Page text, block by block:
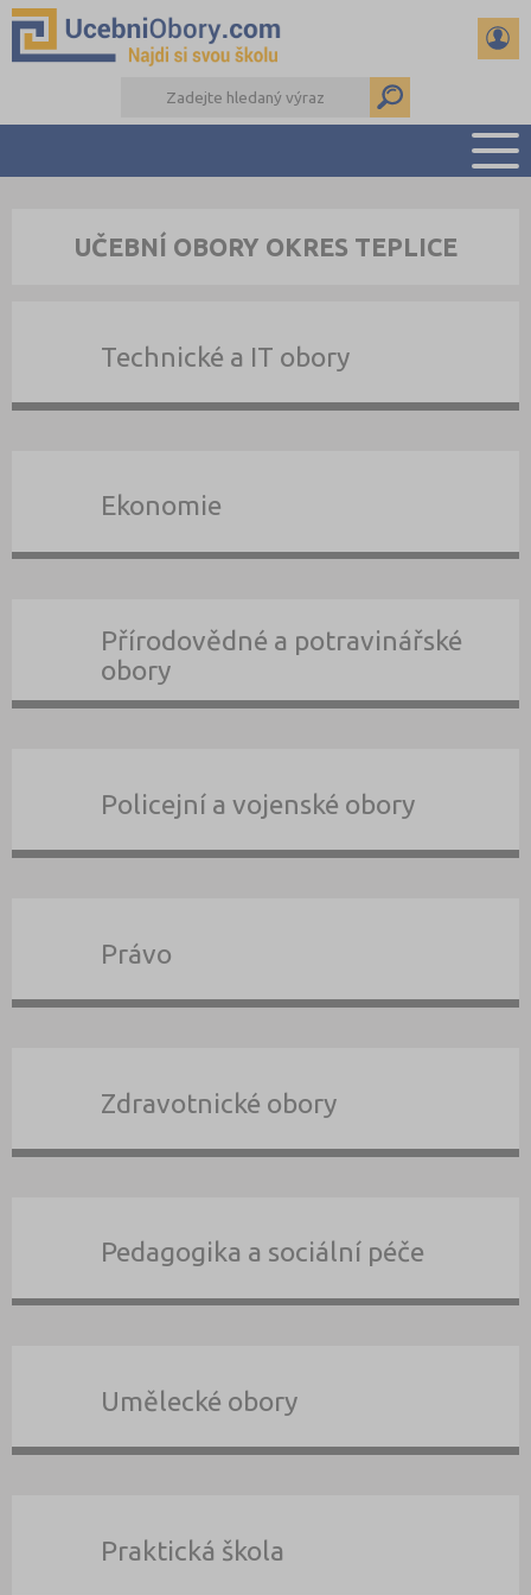
PŘÍPRAVA NA PŘIJÍMAČKY
DALŠÍ DRUHY ŠKOL
UČEBNÍ OBORY OKRES TEPLICE
Technické a IT obory
Ekonomie
Přírodovědné a potravinářské
obory
Policejní a vojenské obory
Právo
Zdravotnické obory
Pedagogika a sociální péče
Umělecké obory
Praktická škola